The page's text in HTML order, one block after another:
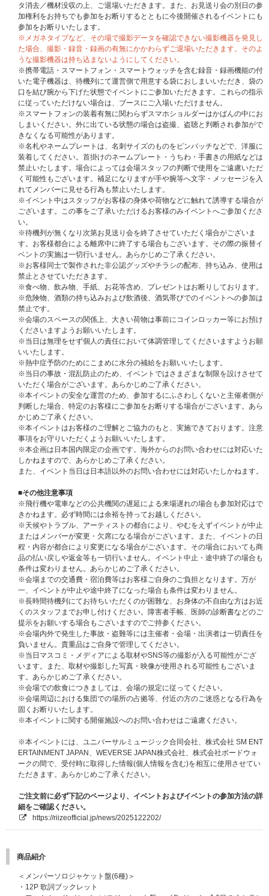
す。万が一、同一公演日に当選された場合でも、取り消し・払い戻し等はで
きませんので、あらかじめご了承ください。また、同一公演日に重複当選さ
れた場合でも、当選されたご本人様しかご参加できません。
利をご家族・ご友人を含め第三者に売買・譲渡することは一切禁止です。発
覚した場合は、ご参加をお断りさせていただきます。
※メンバー全員お見送り会の応募を希望される方は、必ず「メンバー全員お
見送り会応募商品」を選択してご購入ください。
通常商品をご購入いただいても応募抽選の対象にはなりません。
＜重要＞
※UNIVERSAL MUSIC STORE購入者の方のご本人確認は｢会員登録情報｣に
て行われます｡
※販売対象サイトの登録情報と『主催者が指定する顔写真付きの身分証明
書』が一致しない場合は、いかなる理由があってもご参加いただけません。
※当選されたご本人様のみイベントにご参加いただけます。保護者様の名義
で登録し当選されても、お子様や別名義の方が参加することはできません。
＜応募注意事項＞
※UNIVERSAL MUSIC STOREでご購入の方は注文時にご登録いただいてい
る「会員情報」がご本人様情報になります。ご注文者様情報とお届け先の情
報が異なる場合はご注意ください。
※ご注文・ご登録の際に入力するお名前は＜必ず日本語(漢字・ひらがな・
カタカナ)＞にてご入力ください。
ただし、お名前が、英ローマ字の場合は、英ローマ字にてご入力ください。
それ以外の言語でのご入力はイベント応募対象外になります。ご注意くださ
い。
また、お名前が日本語(漢字・ひらがな・カタカナ)にも関わらず、英ローマ
字にてご入力された場合は、落選対象になる可能性がございます。
※ご購入の際、イベントに参加を希望されるご本人様のお名前で必ずご入力
ください。
※ご注文完了後の登録情報の変更はいかなる理由でもお断りいたしますの
で、ご登録の際はご注意ください。各ストアの登録情報の住所と身分証明書
の住所が異なる場合はイベントにご参加いただけない場合がございます。
■当選発表
※当選発表は応募期間内に該当イベント応募専用の商品をご購入いただいた
お客様を対象に抽選を行い、UNIVERSAL MUSIC STOREはマイページにて
「当選」をお知らせいたします。
※当選発表は当選者様にのみご連絡させていただきます。落選の場合はご案
内いたしませんので、あらかじめご了承ください。
※当選案内のマイページ通知は、イベント終了時まで大切に保管してくださ
い。
※当選発表のマイページ通知は目安時間になり、前後する可能性がございま
す。
のでご注意ください。
マイページ通知についてはこちら
※メンバー全員お見送り会の参加方法などの詳細は後日ticket boardよりメ
ールにてご案内する予定です。必ずご確認いただけますようお願いいたしま
す。
■メンバー全員お見送り会応募対象商品
All of You【メンバー全員お見送り会応募商品】
※ご購入時に「メンバー全員お見送り会応募商品」と記載のある商品を選ん
でご購入ください。通常商品をご購入いただいても応募抽選の対象にはなり
ません。
※販売ストアにて対象商品のいずれか1枚または1セットご予約(ご決済完了)
と同時に自動エントリーとなり、お客様から別途お申し込み作業は必要ござ
いません。
※CD1枚の購入で1回のご応募となり、購入回数、応募回数の制限はござい
ません。おひとり様何回でもご購入、ご応募いただけます。
※セット商品をご購入の場合は枚数分に応じた応募回数となります。(例：6
種セットご購入場合6回分の応募権利となります)
※各回の締切間近などの時間帯によっては､応募画面に繋がりにくい場合が
ございます｡余裕を持ってご応募ください｡
なります。
■ご本人様確認について
メンバー全員お見送り会当日は、当選者受付にてご本人確認を行います。
必ず『主催者が指定する顔写真付きの指定身分証明書』をご用意ください。
※ご本人様確認に必要な下記の『主催者が指定する顔写真付きの身分証明
書』､およびイベントに関する注意事項を必ず事前にご確認ください｡ご確認
がございます。
※ご本人様確認の際、口頭にて詳細にご本人様確認をさせていただく場合が
ございます。ご理解・ご協力をお願いいたします。
※ご本人様確認の際に、『主催者が指定する顔写真付きの身分証明書』との
タ消去／機材没収の上、ご退場いただきます。また、お見送り会の別日の参
加権利をお持ちでも参加をお断りするとともに今後開催されるイベントにも
参加をお断りいたします。
※メガネタイプなど、その場で撮影データを確認できない撮影機器を発見し
た場合、撮影・録音・録画の有無にかかわらずご退場いただきます。そのよ
うな撮影機器は持ち込まないようにしてください。
※携帯電話・スマートフォン・スマートウォッチを含む録音・録画機能の付
いた電子機器は、待機列にて運営側で用意する袋におしまいいただき、袋の
口を結び腕から下げた状態でイベントにご参加いただきます。これらの指示
に従っていただけない場合は、ブースにご入場いただけません。
※スマートフォンの装着有無に関わらずスマホショルダーはかばんの中にお
しまいください。外に出ている状態の場合は盗撮、盗聴と判断され参加がで
きなくなる可能性があります。
※名札やネームプレートは、名刺サイズのものをピンバッチなどで、洋服に
装着してください。首掛けのネームプレート・うちわ・手書きの用紙などは
禁止いたします。場合によっては会場スタッフの判断で使用をご遠慮いただ
く可能性もございます。補足になりますが手や腕等へ文字・メッセージを入
れてメンバーに見せる行為も禁止いたします。
※イベント中はスタッフがお客様の身体や荷物などに触れて誘導する場合が
ございます。この事をご了承いただけるお客様のみイベントへご参加くださ
い。
※待機列が無くなり次第お見送り会を終了させていただく場合がございま
す。お客様都合による離席中に終了する場合もございます。その際の振替イ
ベントの実施は一切行いません。あらかじめご了承ください。
※お客様同士で製作された非公認グッズやチラシの配布、持ち込み、使用は
禁止とさせていただきます。
※食べ物、飲み物、手紙、お花等含め、プレゼントはお断りしております。
※危険物、酒類の持ち込みおよび飲酒後、酒気帯びでのイベントへの参加は
禁止です。
※会場のスペースの関係上、大きい荷物は事前にコインロッカー等にお預け
くださいますようお願いいたします。
※当日は無理をせず個人の責任において体調管理してくださいますようお願
いいたします。
※熱中症予防のためにこまめに水分の補給をお願いいたします。
※当日の事故・混乱防止のため、イベントではさまざまな制限を設けさせて
いただく場合がございます。あらかじめご了承ください。
※本イベントの安全な運営のため、参加するにふさわしくないと主催者側が
判断した場合、特定のお客様にご参加をお断りする場合がございます。あら
かじめご了承ください。
※本イベントはお客様のご理解とご協力のもと、実施できております。注意
事項をお守りいただくようお願いいたします。
※本企画は日本国内限定の企画です。海外からのお問い合わせには対応いた
しかねますので、あらかじめご了承ください。
また、イベント当日は日本語以外のお問い合わせには対応いたしかねます。
■その他注意事項
※飛行機や電車などの公共機関の遅延による来場遅れの場合も参加対応はで
きかねます。必ず時間には余裕を持ってお越しください。
※天候やトラブル、アーティストの都合により、やむをえずイベントが中止
またはメンバーが変更・欠席になる場合がございます。また、イベントの日
程・内容が都合により変更になる場合がございます。その場合においても商
品の払い戻しや返金等も一切行いません。イベント中止・途中終了の場合も
条件は変わりません。あらかじめご了承ください。
※会場までの交通費・宿泊費等はお客様ご自身のご負担となります。万が
一、イベントが中止や途中終了になった場合も条件は変わりません。
※長時間待機列にてお待ちいただくのが困難な、お身体の不自由な方はお近
くのスタッフまでお申し付けください。障害者手帳、医師の診断書などのご
提示をお願いする場合もございますのでご持参ください。
※会場内外で発生した事故・盗難等には主催者・会場・出演者は一切責任を
負いません。貴重品はご自身で管理してください。
※当日マスコミ・メディアによる取材やSNS等の撮影が入る可能性がござ
います。また、取材や撮影した写真・映像が使用される可能性もございま
す。あらかじめご了承ください。
※会場での飲食につきましては、会場の規定に従ってください。
※会場周辺における集団での場所の占拠等、付近の方のご迷惑となる行為を
固くお断りいたします。
※本イベントに関する開催施設へのお問い合わせはご遠慮ください。
※本イベントには、ユニバーサルミュージック合同会社、株式会社 SM ENT
ERTAINMENT JAPAN、WEVERSE JAPAN株式会社、株式会社ボードウォ
ークの間で、受付時に取得した情報(個人情報を含む)を相互に使用させてい
ただきます。あらかじめご了承ください。
ご注文前に必ず下記のページより、イベントおよびイベントの参加方法の詳
細をご確認ください。
https://riizeofficial.jp/news/2025122202/
商品紹介
＜メンバーソロジャケット盤(6種)＞
・12P 歌詞ブックレット